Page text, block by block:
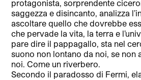
protagonista, sorprendente
saggezza e disincanto, analizza
ascoltare quello che dovrebbe
che pervade la vita, la terra e
pare dire il pappagallo, sta nel
suono non lontano da noi, se non
noi. Come un riverbero.
Secondo il paradosso di Fermi,